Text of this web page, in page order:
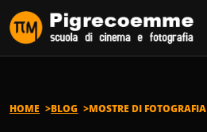
Vai al contenuto
HOME BLOG MOSTRE DI FOTOGRAFIA